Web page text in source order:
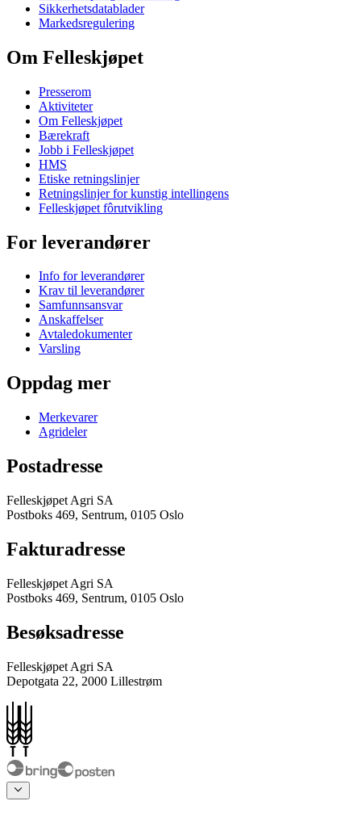
Sikkerhetsdatablader
Markedsregulering
Om Felleskjøpet
Presserom
Aktiviteter
Om Felleskjøpet
Bærekraft
Jobb i Felleskjøpet
HMS
Etiske retningslinjer
Retningslinjer for kunstig intellingens
Felleskjøpet fôrutvikling
For leverandører
Info for leverandører
Krav til leverandører
Samfunnsansvar
Anskaffelser
Avtaledokumenter
Varsling
Oppdag mer
Merkevarer
Agrideler
Postadresse
Felleskjøpet Agri SA
Postboks 469, Sentrum, 0105 Oslo
Fakturadresse
Felleskjøpet Agri SA
Postboks 469, Sentrum, 0105 Oslo
Besøksadresse
Felleskjøpet Agri SA
Depotgata 22, 2000 Lillestrøm